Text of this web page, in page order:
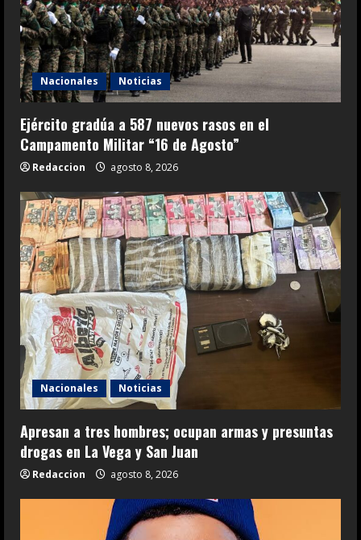
Nacionales Noticias
Ejército gradúa a 587 nuevos rasos en el
Campamento Militar “16 de Agosto”
Redaccion agosto 8, 2026
Nacionales Noticias
Apresan a tres hombres; ocupan armas y presuntas
drogas en La Vega y San Juan
Redaccion agosto 8, 2026